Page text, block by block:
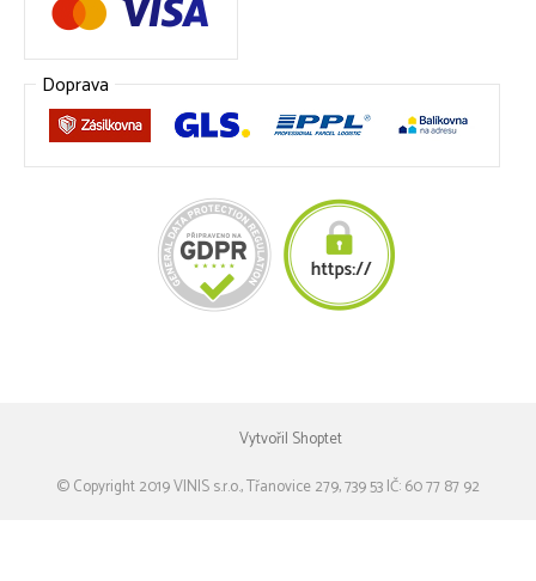
Doprava
Vytvořil Shoptet
© Copyright 2019 VINIS s.r.o., Třanovice 279, 739 53 IČ: 60 77 87 92